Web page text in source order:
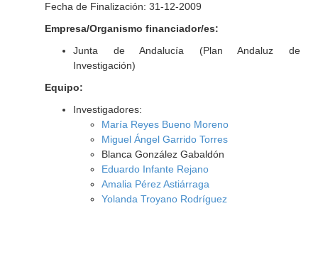
Fecha de Finalización: 31-12-2009
Empresa/Organismo financiador/es:
Junta de Andalucía (Plan Andaluz de
Investigación)
Equipo:
Investigadores:
María Reyes Bueno Moreno
Miguel Ángel Garrido Torres
Blanca González Gabaldón
Eduardo Infante Rejano
Amalia Pérez Astiárraga
Yolanda Troyano Rodríguez